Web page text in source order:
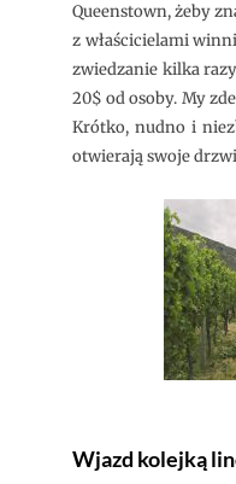
Queenstown, żeby
z właścicielami
zwiedzanie kilka
20$ od osoby. My
Krótko, nudno i
otwierają swoje
Wjazd kolejką